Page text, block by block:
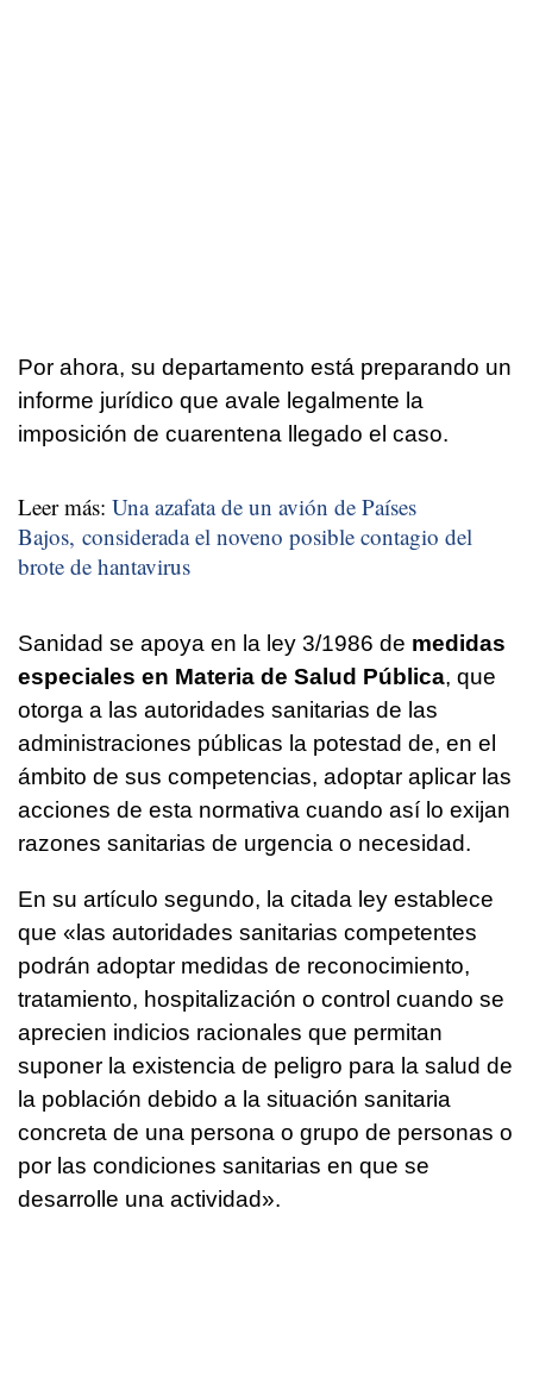
Por ahora, su departamento está preparando un
informe jurídico que avale legalmente la
imposición de cuarentena llegado el caso.
Leer más: Una azafata de un avión de Países
Bajos, considerada el noveno posible contagio del
brote de hantavirus
Sanidad se apoya en la ley 3/1986 de medidas
especiales en Materia de Salud Pública, que
otorga a las autoridades sanitarias de las
administraciones públicas la potestad de, en el
ámbito de sus competencias, adoptar aplicar las
acciones de esta normativa cuando así lo exijan
razones sanitarias de urgencia o necesidad.
En su artículo segundo, la citada ley establece
que «las autoridades sanitarias competentes
podrán adoptar medidas de reconocimiento,
tratamiento, hospitalización o control cuando se
aprecien indicios racionales que permitan
suponer la existencia de peligro para la salud de
la población debido a la situación sanitaria
concreta de una persona o grupo de personas o
por las condiciones sanitarias en que se
desarrolle una actividad».